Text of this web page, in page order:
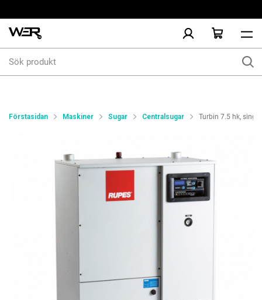
produkt
Förstasidan Maskiner Sugar Centralsugar Turbin 7.5 hk,